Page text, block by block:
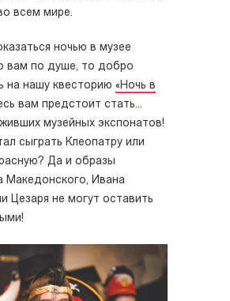
всем мире.
ночью в музее
вам по душе, то добро
на нашу квесторию «Ночь в
вам предстоит стать...
музейных экспонатов!
сыграть Клеопатру или
Да и образы
Македонского, Ивана
Цезаря не могут оставить